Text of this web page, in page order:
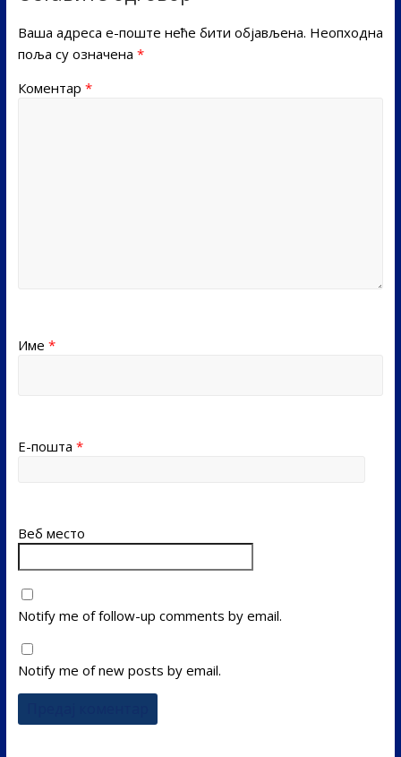
Ваша адреса е-поште неће бити објављена. Неопходна
поља су означена *
Коментар *
Име *
Е-пошта *
Веб место
Notify me of follow-up comments by email.
Notify me of new posts by email.